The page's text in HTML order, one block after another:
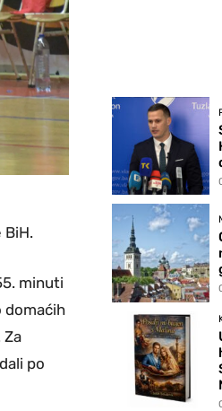
BiH.
minuti
domaćih
Za
po